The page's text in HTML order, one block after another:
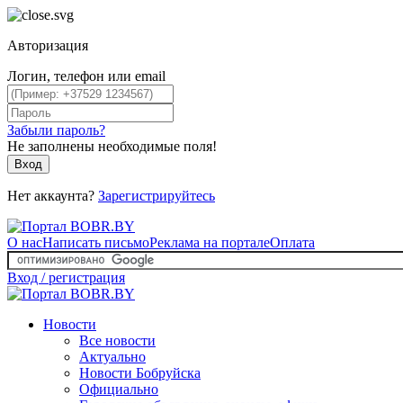
Авторизация
Логин, телефон или email
Забыли пароль?
Не заполнены необходимые поля!
Вход
Нет аккаунта? Зарегистрируйтесь
О насНаписать письмоРеклама на порталеОплата
Вход / регистрация
Новости
Все новости
Актуально
Новости Бобруйска
Официально